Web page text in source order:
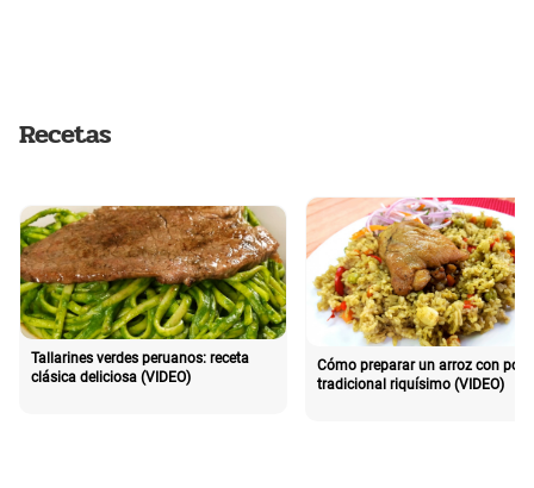
Recetas
Tallarines verdes peruanos: receta
clásica deliciosa (VIDEO)
Cómo preparar un arroz con pollo
tradicional riquísimo (VIDEO)